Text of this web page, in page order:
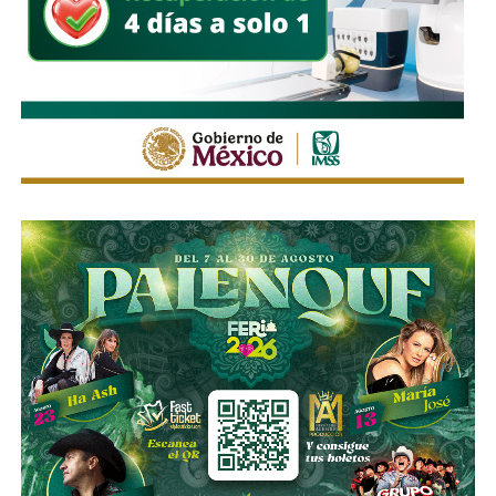
El pasado mes de junio, como parte de un aumento de
capital de alrededor de 7 mil millones de pesos aprobado
por los accionistas de Televisa, la empresa informó que l
participación de Martínez podría llegar a 22.3% una
vez se conviertan las obligaciones que compró, lo
que lo convertiría en el mayor accionista individual de
la compañía.
Esa conversión todavía no ocurre: se proyecta para 2027.
Azcárraga ha reducido considerablemente sus acciones
de la compañía, aunque conserva (vía un fideicomiso
familiar y una clase especial de acciones) el control formal
del voto de la empresa, independientemente de cuánto
capital tenga cada quien. En resumidas cuentas, aunque
Emilio Azcárraga tiene el poder de decisión,el mismo
financiero que reparte el control de El Realito con los
dos hombres más poderosos de Televisa está, al
mismo tiempo, camino a convertirse en el mayor
dueño accionario de la propia televisora.